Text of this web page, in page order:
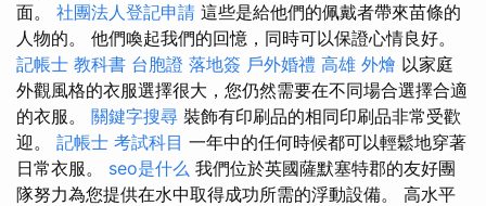
面。 社團法人登記申請 這些是給他們的佩戴者帶來苗條的
人物的。 他們喚起我們的回憶，同時可以保證心情良好。
記帳士 教科書 台胞證 落地簽 戶外婚禮 高雄 外燴 以家庭
外觀風格的衣服選擇很大，您仍然需要在不同場合選擇合適
的衣服。 關鍵字搜尋 裝飾有印刷品的相同印刷品非常受歡
迎。 記帳士 考試科目 一年中的任何時候都可以輕鬆地穿著
日常衣服。 seo是什么 我們位於英國薩默塞特郡的友好團
隊努力為您提供在水中取得成功所需的浮動設備。 高水平